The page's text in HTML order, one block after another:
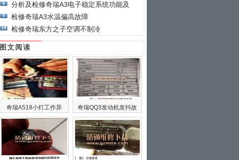
8 分析及检修奇瑞A3电子稳定系统功能及
9 检修奇瑞A3水温偏高故障
10 检修奇瑞东方之子空调不制冷
图文阅读
奇瑞A518小灯工作异 奇瑞QQ3发动机发抖故